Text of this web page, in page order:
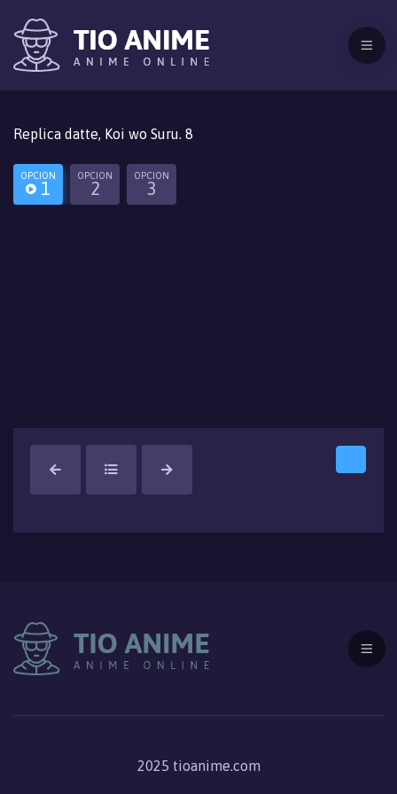
Replica datte, Koi wo Suru. 8
OPCION
1
OPCION
2
OPCION
3
2025 tioanime.com